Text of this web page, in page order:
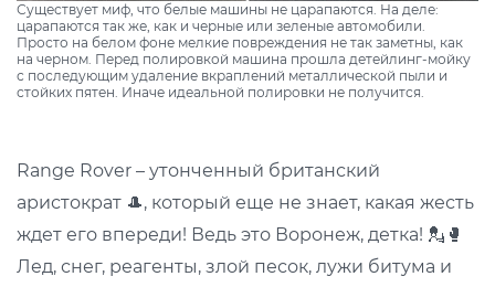
Существует миф, что белые машины не царапаются. На деле:
царапаются так же, как и черные или зеленые автомобили.
Просто на белом фоне мелкие повреждения не так заметны, как
на черном. Перед полировкой машина прошла детейлинг-мойку
с последующим удаление вкраплений металлической пыли и
стойких пятен. Иначе идеальной полировки не получится.
Range Rover – утонченный британский
аристократ 🎩, который еще не знает, какая жесть
ждет его впереди! Ведь это Воронеж, детка! 💂🥊
Лед, снег, реагенты, злой песок, лужи битума и